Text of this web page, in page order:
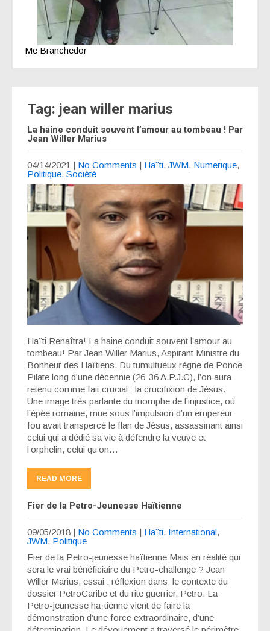
Me Branchedor
Tag: jean willer marius
La haine conduit souvent l’amour au tombeau ! Par
Jean Willer Marius
04/14/2021 | No Comments | Haïti, JWM, Numerique,
Politique, Société
Haïti Renaîtra! La haine conduit souvent l’amour au
tombeau! Par Jean Willer Marius, Aspirant Ministre du
Bonheur des Haïtiens. Du tumultueux règne de Ponce
Pilate long d’une décennie (26-36 A.P.J.C), l’on aura
retenu comme fait crucial : la crucifixion de Jésus.
Une image très parlante du triomphe de l’injustice, où
l’épée romaine, mue sous l’impulsion d’un empereur
fou avait transpercé le flan de Jésus, assassinant ainsi
celui qui a dédié sa vie à défendre la veuve et
l’orphelin, celui qu’on…
READ MORE
Fier de la Petro-Jeunesse Haïtienne
09/05/2018 No Comments Haïti, International,
JWM, Politique
Fier de la Petro-jeunesse haïtienne Mais en réalité qui
sera le vrai bénéficiaire du Petro-challenge ? Jean
Willer Marius, essai : réflexion dans le contexte du
dossier PetroCaribe et du rite guerrier, Petro. La
Petro-jeunesse haïtienne vient de faire la
démonstration d’une force extraordinaire, d’une